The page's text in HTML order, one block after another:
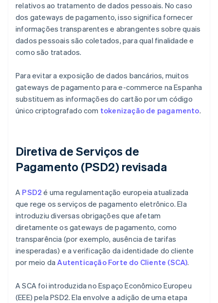
relativos ao tratamento de dados pessoais. No caso
dos gateways de pagamento, isso significa fornecer
informações transparentes e abrangentes sobre quais
dados pessoais são coletados, para qual finalidade e
como são tratados.
Para evitar a exposição de dados bancários, muitos
gateways de pagamento para e-commerce na Espanha
substituem as informações do cartão por um código
único criptografado com tokenização de pagamento.
Diretiva de Serviços de
Pagamento (PSD2) revisada
A PSD2 é uma regulamentação europeia atualizada
que rege os serviços de pagamento eletrônico. Ela
introduziu diversas obrigações que afetam
diretamente os gateways de pagamento, como
transparência (por exemplo, ausência de tarifas
inesperadas) e a verificação da identidade do cliente
por meio daAutenticação Forte do Cliente (SCA).
A SCA foi introduzida no Espaço Econômico Europeu
(EEE) pela PSD2. Ela envolve a adição de uma etapa